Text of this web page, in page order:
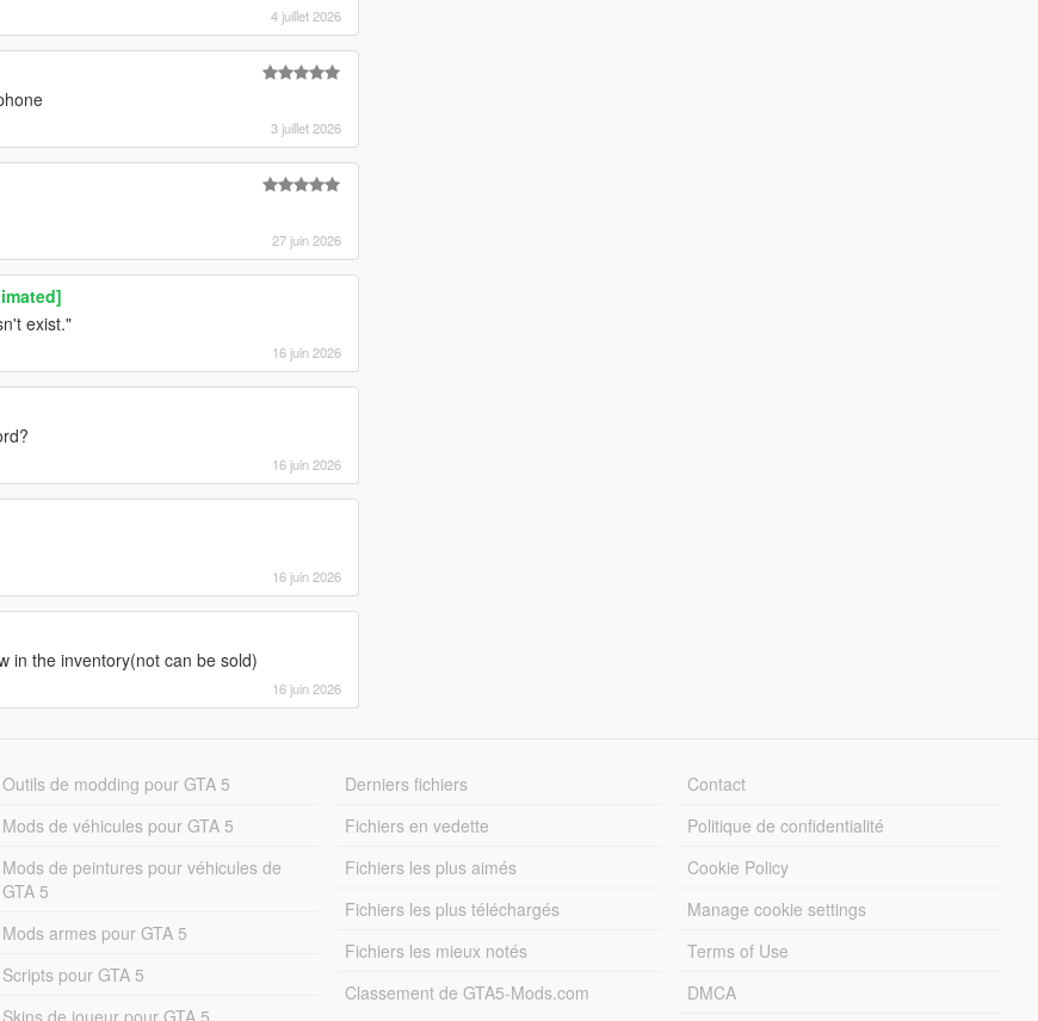
4 juillet 2026
3 juillet 2026
27 juin 2026
exist."
16 juin 2026
16 juin 2026
16 juin 2026
in the inventory(not can be sold)
16 juin 2026
Outils de modding pour GTA 5
Mods de véhicules pour GTA 5
Mods de peintures pour véhicules de
GTA 5
Mods armes pour GTA 5
Scripts pour GTA 5
Skins de joueur pour GTA 5
Derniers fichiers
Fichiers en vedette
Fichiers les plus aimés
Fichiers les plus téléchargés
Fichiers les mieux notés
Classement de GTA5-Mods.com
Contact
Politique de confidentialité
Cookie Policy
Manage cookie settings
Terms of Use
DMCA